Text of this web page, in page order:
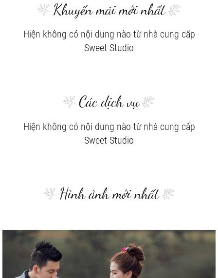
Khuyến mãi mới nhất
Hiện không có nội dung nào từ nhà cung cấp
Sweet Studio
Các dịch vụ
Hiện không có nội dung nào từ nhà cung cấp
Sweet Studio
Hình ảnh mới nhất